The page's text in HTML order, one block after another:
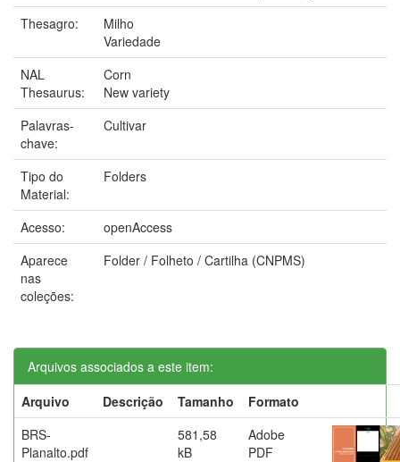
Thesagro:
Milho
Variedade
NAL
Thesaurus:
Corn
New variety
Palavras-
chave:
Cultivar
Tipo do
Material:
Folders
Acesso:
openAccess
Aparece
nas
coleções:
Folder / Folheto / Cartilha (CNPMS)
Arquivos associados a este item:
Arquivo
Descrição Tamanho
Formato
BRS-
Planalto.pdf
581,58
kB
Adobe
PDF